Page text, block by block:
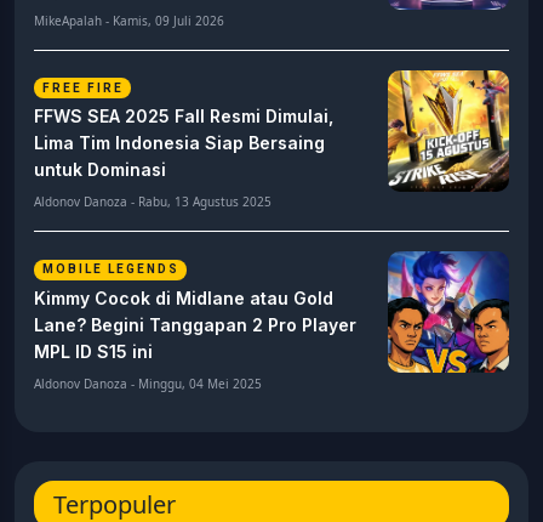
MikeApalah - Kamis, 09 Juli 2026
FREE FIRE
FFWS SEA 2025 Fall Resmi Dimulai,
Lima Tim Indonesia Siap Bersaing
untuk Dominasi
Aldonov Danoza - Rabu, 13 Agustus 2025
MOBILE LEGENDS
Kimmy Cocok di Midlane atau Gold
Lane? Begini Tanggapan 2 Pro Player
MPL ID S15 ini
Aldonov Danoza - Minggu, 04 Mei 2025
Terpopuler